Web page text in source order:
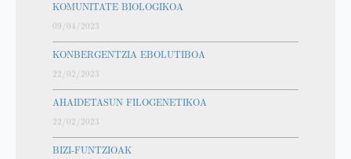
KOMUNITATE BIOLOGIKOA
09/04/2023
KONBERGENTZIA EBOLUTIBOA
22/02/2023
AHAIDETASUN FILOGENETIKOA
22/02/2023
BIZI-FUNTZIOAK